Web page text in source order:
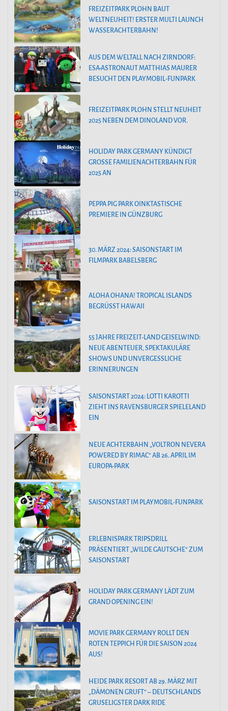
FREIZEITPARK PLOHN BAUT
WELTNEUHEIT! ERSTER MULTI LAUNCH
WASSERACHTERBAHN!
AUS DEM WELTALL NACH ZIRNDORF:
ESA-ASTRONAUT MATTHIAS MAURER
BESUCHT DEN PLAYMOBIL-FUNPARK
FREIZEITPARK PLOHN STELLT NEUHEIT
2025 NEBEN DEM DINOLAND VOR.
HOLIDAY PARK GERMANY KÜNDIGT
GROSSE FAMILIENACHTERBAHN FÜR 2
025 AN
PEPPA PIG PARK OINKTASTISCHE
PREMIERE IN GÜNZBURG
30. MÄRZ 2024: SAISONSTART IM
FILMPARK BABELSBERG
ALOHA OHANA! TROPICAL ISLANDS
BEGRÜSST HAWAII
55 JAHRE FREIZEIT-LAND GEISELWIND:
NEUE ABENTEUER, SPEKTAKULÄRE
SHOWS UND UNVERGESSLICHE
ERINNERUNGEN
SAISONSTART 2024: LOTTI KAROTTI
ZIEHT INS RAVENSBURGER SPIELELAND
EIN
NEUE ACHTERBAHN „VOLTRON NEVERA
POWERED BY RIMAC“ AB 26. APRIL IM
EUROPA-PARK
SAISONSTART IM PLAYMOBIL-FUNPARK
ERLEBNISPARK TRIPSDRILL
PRÄSENTIERT „WILDE GAUTSCHE“ ZUM
SAISONSTART
HOLIDAY PARK GERMANY LÄDT ZUM
GRAND OPENING EIN!
MOVIE PARK GERMANY ROLLT DEN
ROTEN TEPPICH FÜR DIE SAISON 2024
AUS!
HEIDE PARK RESORT AB 29. MÄRZ MIT
„DÄMONEN GRUFT“ – DEUTSCHLANDS
GRUSELIGSTER DARK RIDE